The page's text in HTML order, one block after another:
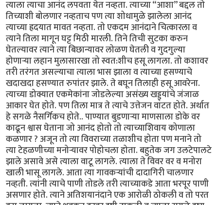
त्याला त्याचा आनंद लपवता येत नव्हता. त्याच्या “आशा” बद्दल तो
तिच्याशी बोलणार नव्हताच पण त्या शोधामुळे झालेला आनंद
त्याच्या ह्रदयात मावत नव्हता. तो एकदम आनंदाने चित्कारला व
त्याने तिला मागून घट्ट मिठी मारली. तिने तिची सुटका करुन
घेतल्यावर त्याने त्या बिछान्यावर लोळण घेतली व गुदगुल्या
होणार्‍या लहान मुलासारखा तो स्वत:शीच हसू लागला. तो कशावर
तरी तरंगत असल्याचा त्याला भास झाला व त्याच्या हसण्याचे
खदाखदा हसण्यात रुपांतर झाले. ते बघून तिलाही हसू आवरेना.
त्याच्या डोक्यात एकमेकांना जोडलेल्या असंख्य खड्ड्यांचे जंजाळ
आकार घेत होते. पण तिला मात्र ते त्याचे उत्तेजन वाटत होते. अर्थात
हे सगळे नैसर्गिकच होते.. पाण्यात बुडणार्‍या माणसाला डोके वर
काढून श्वास घेताना जो आनंद होतो तो त्याच्याशिवाय कोणाला
कळणार ? अजून तो त्या विवराच्या तळाशीच होता पण मनाने तो
त्या टेहळणीच्या मनोर्‍यावर पोहोचला होता. बहुतेक जग उलटेपालटे
झाले असावे असे त्याला वाटू लागले. त्याला ते विवर वर व मनोरा
खाली भासू लागले. आता त्या गावकर्‍यांची दादागिरी चालणार
नव्हती. त्यांनी त्याचे पाणी तोडले तरी त्याच्याकडे आता भरपूर पाणी
असणार होते. त्याने अतिशयानंदाने एक आरोळी ठोकली व तो परत